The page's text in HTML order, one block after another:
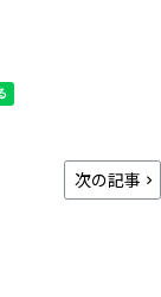
次の記事